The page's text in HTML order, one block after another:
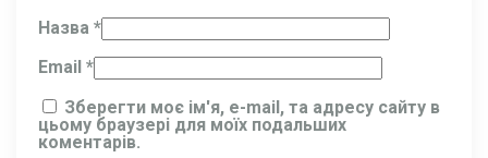
Назва *
Email *
Зберегти моє ім'я, e-mail, та адресу сайту в
цьому браузері для моїх подальших
коментарів.